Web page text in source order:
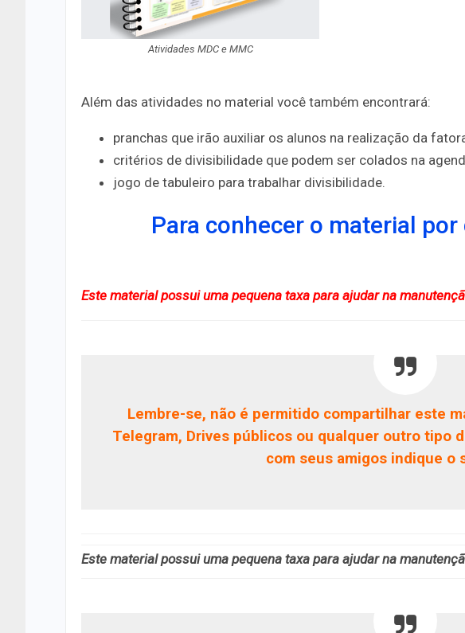
Atividades MDC e MMC
Além das atividades no material você também encontrará:
pranchas que irão auxiliar os alunos na realização da
critérios de divisibilidade que podem ser colados na
jogo de tabuleiro para trabalhar divisibilidade.
Para conhecer o material
Este material possui uma pequena taxa para ajudar na
Lembre-se, não é permitido compartilhar este
Telegram, Drives públicos ou qualquer outro tipo
com seus amigos indique o
Este material possui uma pequena taxa para ajudar na